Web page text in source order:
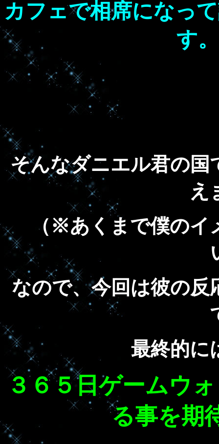
カフェで相席になっ
す
そんなダニエル君の
え
（※あくまで僕のイ
なので、今回は彼の
最終的に
３６５日ゲームウ
る事を期